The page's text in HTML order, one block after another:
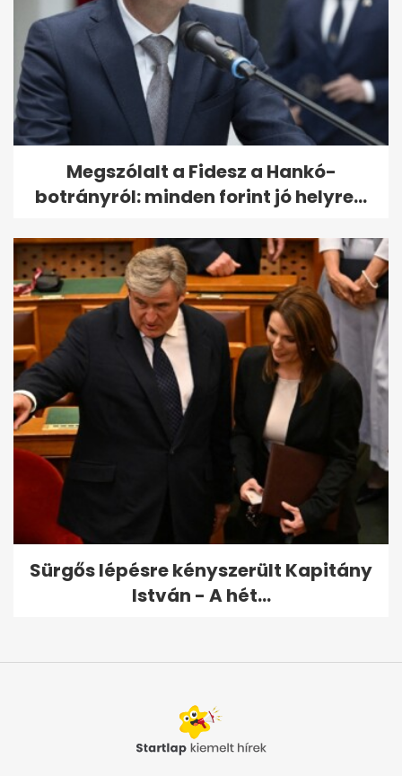
Megszólalt a Fidesz a Hankó-
botrányról: minden forint jó helyre...
Sürgős lépésre kényszerült Kapitány
István - A hét...